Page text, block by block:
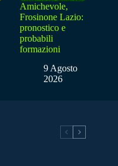
Amichevole,
Frosinone Lazio:
pronostico e
probabili
formazioni
9 Agosto
2026